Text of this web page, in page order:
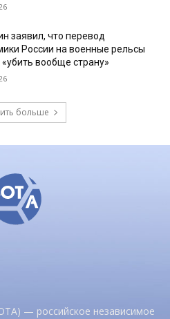
заявил, что перевод
России на военные рельсы
вообще страну»
больше
— российское независимое